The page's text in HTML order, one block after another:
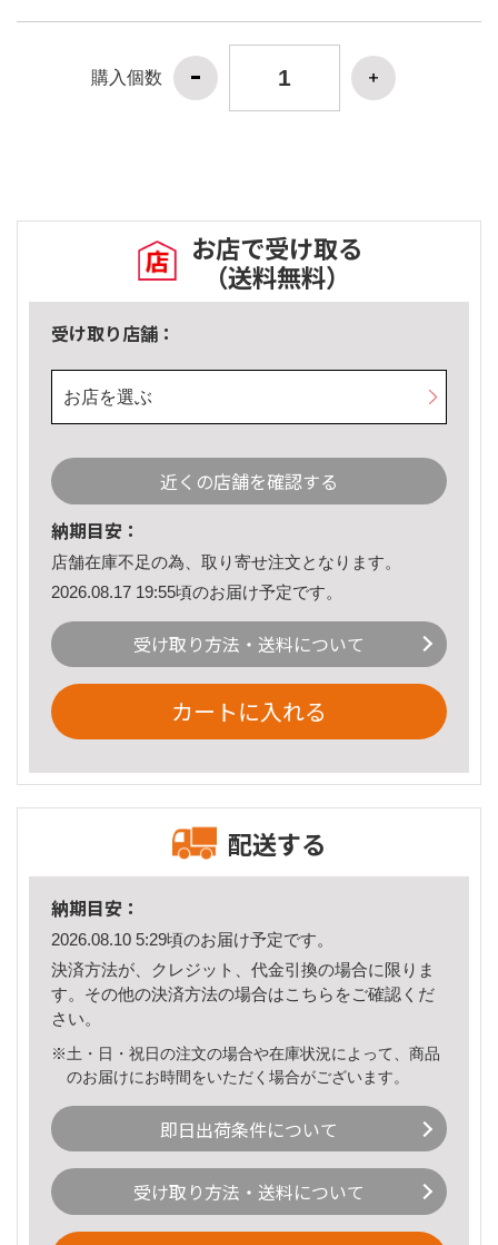
購入個数
お店で受け取る
（送料無料）
受け取り店舗：
お店を選ぶ
近くの店舗を確認する
納期目安：
店舗在庫不足の為、取り寄せ注文となります。
2026.08.17 19:55頃のお届け予定です。
受け取り方法・送料について
カートに入れる
配送する
納期目安：
2026.08.10 5:29頃のお届け予定です。
決済方法が、クレジット、代金引換の場合に限りま
す。その他の決済方法の場合はこちら をご確認くだ
さい。
※土・日・祝日の注文の場合や在庫状況によって、商品
のお届けにお時間をいただく場合がございます。
即日出荷条件について
受け取り方法・送料について